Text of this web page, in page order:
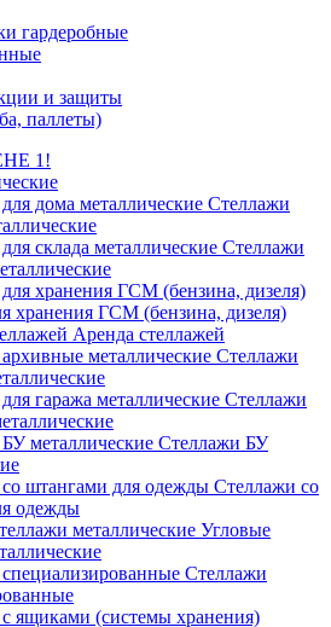
гардеробные
и защиты
паллеты)
1!
Стеллажи
Стеллажи
хранения ГСМ (бензина, дизеля)
Аренда стеллажей
Стеллажи
Стеллажи
Стеллажи БУ
Стеллажи со
одежды
Угловые
Стеллажи